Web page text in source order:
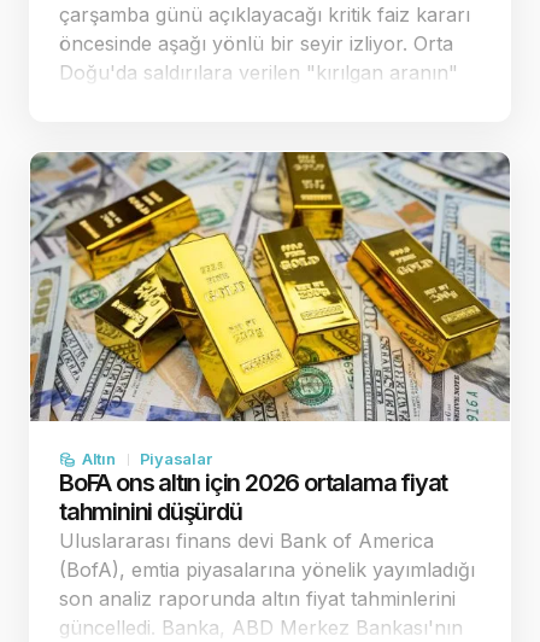
çarşamba günü açıklayacağı kritik faiz kararı
öncesinde aşağı yönlü bir seyir izliyor. Orta
Doğu'da saldırılara verilen "kırılgan aranın"
Altın Piyasalar
BoFA ons altın için 2026 ortalama fiyat
tahminini düşürdü
Uluslararası finans devi Bank of America
(BofA), emtia piyasalarına yönelik yayımladığı
son analiz raporunda altın fiyat tahminlerini
güncelledi. Banka, ABD Merkez Bankası'nın